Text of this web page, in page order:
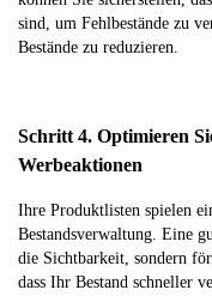
sind, um Fehlbestände zu
Bestände zu reduzieren.
Schritt 4. Optimieren
Werbeaktionen
Ihre Produktlisten spielen
Bestandsverwaltung. Eine
die Sichtbarkeit, sondern
dass Ihr Bestand schneller